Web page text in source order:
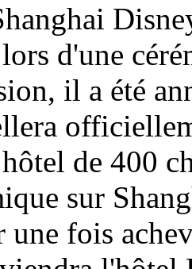
d'une
il a été
de 400
sur
fois